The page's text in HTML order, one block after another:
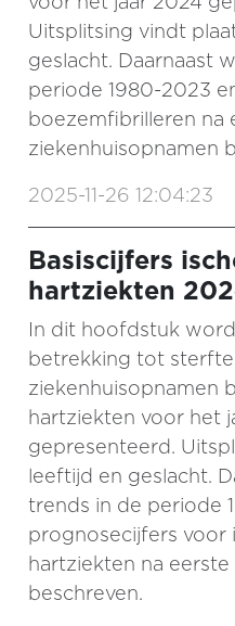
Uitsplitsing vindt
geslacht. Daarnaast
periode 1980-2023
boezemfibrilleren na
ziekenhuisopnamen
2025-11-26 12:04:23
Basiscijfers
hartziekten
In dit hoofdstuk
betrekking tot
ziekenhuisopnamen
hartziekten voor het
gepresenteerd.
leeftijd en geslacht.
trends in de periode
prognosecijfers voor
hartziekten na
beschreven.